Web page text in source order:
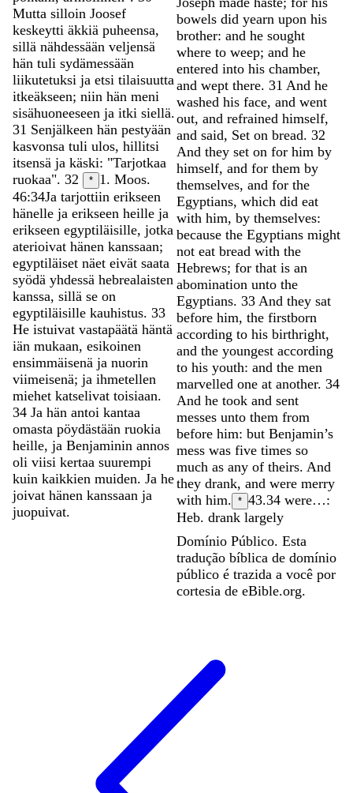
Mutta silloin Joosef
keskeytti äkkiä puheensa,
sillä nähdessään veljensä
hän tuli sydämessään
liikutetuksi ja etsi tilaisuutta
itkeäkseen; niin hän meni
sisähuoneeseen ja itki siellä.
31 Senjälkeen hän pestyään
kasvonsa tuli ulos, hillitsi
itsensä ja käski: "Tarjotkaa
ruokaa". 32 * 1. Moos.
46:34Ja tarjottiin erikseen
hänelle ja erikseen heille ja
erikseen egyptiläisille, jotka
aterioivat hänen kanssaan;
egyptiläiset näet eivät saata
syödä yhdessä hebrealaisten
kanssa, sillä se on
egyptiläisille kauhistus. 33
He istuivat vastapäätä häntä
iän mukaan, esikoinen
ensimmäisenä ja nuorin
viimeisenä; ja ihmetellen
miehet katselivat toisiaan.
34 Ja hän antoi kantaa
omasta pöydästään ruokia
heille, ja Benjaminin annos
oli viisi kertaa suurempi
kuin kaikkien muiden. Ja he
joivat hänen kanssaan ja
juopuivat.
bowels did yearn upon his
brother: and he sought
where to weep; and he
entered into his chamber,
and wept there. 31 And he
washed his face, and went
out, and refrained himself,
and said, Set on bread. 32
And they set on for him by
himself, and for them by
themselves, and for the
Egyptians, which did eat
with him, by themselves:
because the Egyptians might
not eat bread with the
Hebrews; for that is an
abomination unto the
Egyptians. 33 And they sat
before him, the firstborn
according to his birthright,
and the youngest according
to his youth: and the men
marvelled one at another. 34
And he took and sent
messes unto them from
before him: but Benjamin’s
mess was five times so
much as any of theirs. And
they drank, and were merry
with him. * 43.34 were…:
Heb. drank largely
Domínio Público. Esta
tradução bíblica de domínio
público é trazida a você por
cortesia de eBible.org.